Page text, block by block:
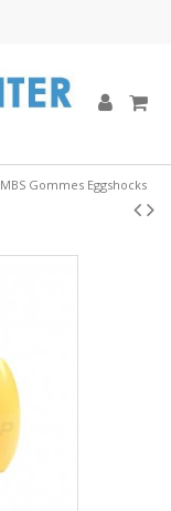
MBS Gommes Eggshocks